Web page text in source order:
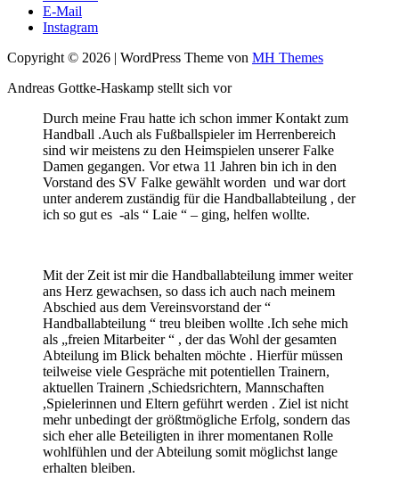
E-Mail
Instagram
Copyright © 2026 | WordPress Theme von MH Themes
Andreas Gottke-Haskamp stellt sich vor
Durch meine Frau hatte ich schon immer Kontakt zum
Handball .Auch als Fußballspieler im Herrenbereich
sind wir meistens zu den Heimspielen unserer Falke
Damen gegangen. Vor etwa 11 Jahren bin ich in den
Vorstand des SV Falke gewählt worden und war dort
unter anderem zuständig für die Handballabteilung , der
ich so gut es -als “ Laie “ – ging, helfen wollte.
Mit der Zeit ist mir die Handballabteilung immer weiter
ans Herz gewachsen, so dass ich auch nach meinem
Abschied aus dem Vereinsvorstand der “
Handballabteilung “ treu bleiben wollte .Ich sehe mich
als „freien Mitarbeiter “ , der das Wohl der gesamten
Abteilung im Blick behalten möchte . Hierfür müssen
teilweise viele Gespräche mit potentiellen Trainern,
aktuellen Trainern ,Schiedsrichtern, Mannschaften
,Spielerinnen und Eltern geführt werden . Ziel ist nicht
mehr unbedingt der größtmögliche Erfolg, sondern das
sich eher alle Beteiligten in ihrer momentanen Rolle
wohlfühlen und der Abteilung somit möglichst lange
erhalten bleiben.